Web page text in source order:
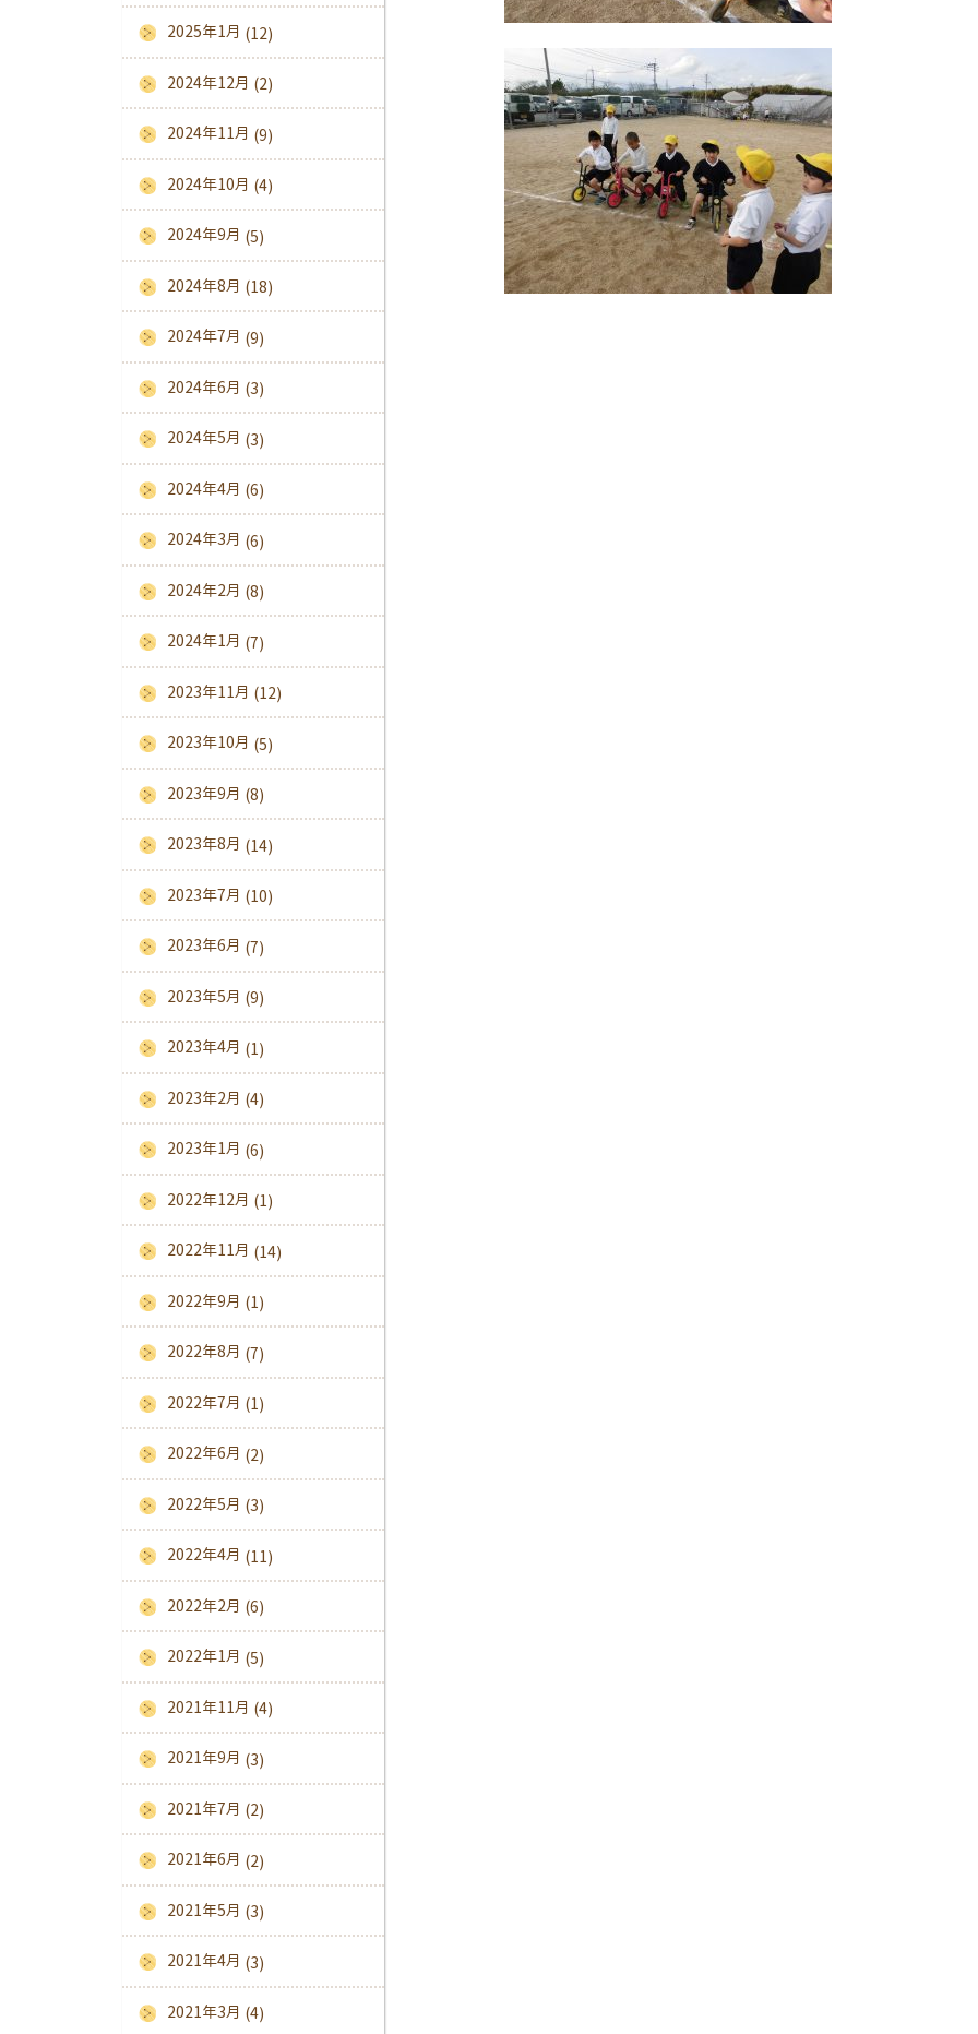
2025年1月 (12)
2024年12月 (2)
2024年11月 (9)
2024年10月 (4)
2024年9月 (5)
2024年8月 (18)
2024年7月 (9)
2024年6月 (3)
2024年5月 (3)
2024年4月 (6)
2024年3月 (6)
2024年2月 (8)
2024年1月 (7)
2023年11月 (12)
2023年10月 (5)
2023年9月 (8)
2023年8月 (14)
2023年7月 (10)
2023年6月 (7)
2023年5月 (9)
2023年4月 (1)
2023年2月 (4)
2023年1月 (6)
2022年12月 (1)
2022年11月 (14)
2022年9月 (1)
2022年8月 (7)
2022年7月 (1)
2022年6月 (2)
2022年5月 (3)
2022年4月 (11)
2022年2月 (6)
2022年1月 (5)
2021年11月 (4)
2021年9月 (3)
2021年7月 (2)
2021年6月 (2)
2021年5月 (3)
2021年4月 (3)
2021年3月 (4)